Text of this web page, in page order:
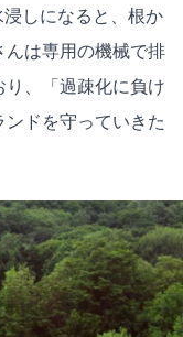
しになると、根か
は専用の機械で排
、「過疎化に負け
ドを守っていきた